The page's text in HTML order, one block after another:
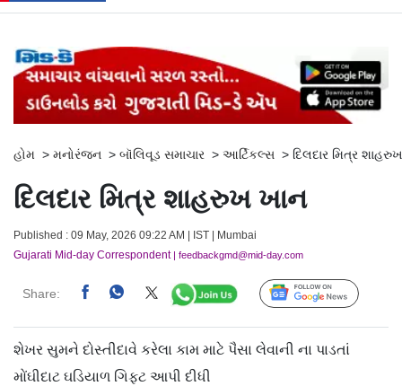
હોમ > મનોરંજન > બૉલિવૂડ સમાચાર > આર્ટિકલ્સ > દિલદાર મિત્ર
દિલદાર મિત્ર શાહરુખ ખાન
Published : 09 May, 2026 09:22 AM | IST | Mumbai
Gujarati Mid-day Correspondent| feedbackgmd@mid-day.com
Share: Follow Us
શેખર સુમને દોસ્તીદાવે કરેલા કામ માટે પૈસા લેવાની ના પાડતાં
મોંઘીદાટ ઘડિયાળ ગિફ્ટ આપી દીધી